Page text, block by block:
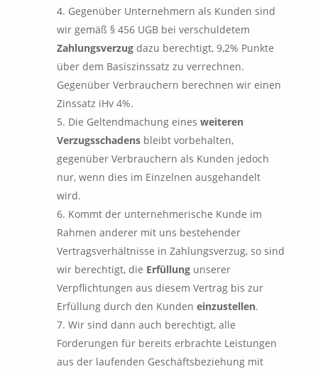
Gegenüber Unternehmern als Kunden sind
wir gemäß § 456 UGB bei verschuldetem
Zahlungsverzugdazu berechtigt, 9,2% Punkte
über dem Basiszinssatz zu verrechnen.
Gegenüber Verbrauchern berechnen wir einen
Zinssatz iHv 4%.
Die Geltendmachung eines weiteren
Verzugsschadens bleibt vorbehalten,
gegenüber Verbrauchern als Kunden jedoch
nur, wenn dies im Einzelnen ausgehandelt
wird.
Kommt der unternehmerische Kunde im
Rahmen anderer mit uns bestehender
Vertragsverhältnisse in Zahlungsverzug, so sind
wir berechtigt, die Erfüllung unserer
Verpflichtungen aus diesem Vertrag bis zur
Erfüllung durch den Kunden einzustellen.
Wir sind dann auch berechtigt, alle
Forderungen für bereits erbrachte Leistungen
aus der laufenden Geschäftsbeziehung mit